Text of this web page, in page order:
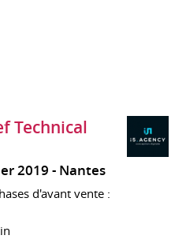
Technical
2019 Nantes
d'avant vente :